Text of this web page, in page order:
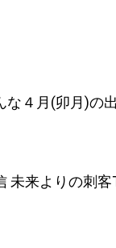
な４月(卯月)の
未来よりの刺客